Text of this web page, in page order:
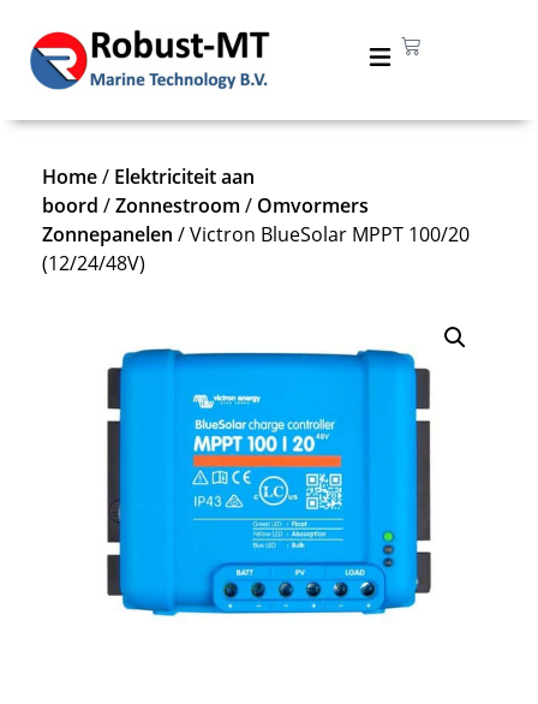
Home/ Elektriciteit aan
boord /Zonnestroom / Omvormers
Zonnepanelen / Victron BlueSolar MPPT 100/20
(12/24/48V)